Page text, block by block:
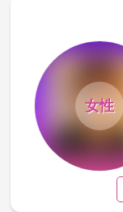
女性